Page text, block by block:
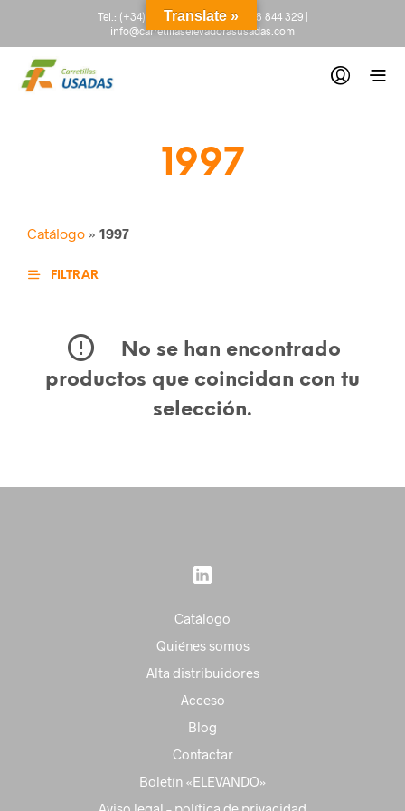
Tel.: (+34) 665 845 222-(+34) 918 844 329|
info@carretillaselevadorasusadas.com
1997
Catálogo » 1997
FILTRAR
No se han encontrado
productos que coincidan con tu
selección.
Catálogo
Quiénes somos
Alta distribuidores
Acceso
Blog
Contactar
Boletín «ELEVANDO»
Translate »